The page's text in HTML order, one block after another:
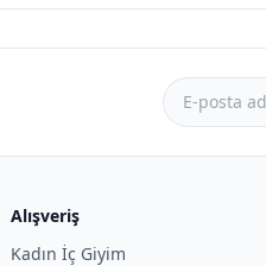
Alışveriş
Kadın İç Giyim